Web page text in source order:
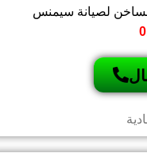
لصيانة سيمنس